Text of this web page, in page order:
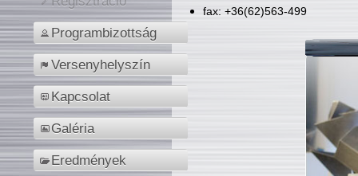
Programbizottság
Versenyhelyszín
Kapcsolat
Galéria
Eredmények
fax: +36(62)563-499